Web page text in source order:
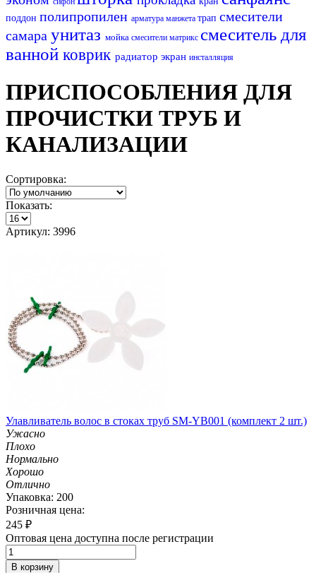
поддон полипропилен арматура манжета трап смесители
самара унитаз мойка смесители матрикс смеситель для
ванной коврик радиатор экран инсталляция
ПРИСПОСОБЛЕНИЯ ДЛЯ
ПРОЧИСТКИ ТРУБ И
КАНАЛИЗАЦИИ
Сортировка:
Показать:
Артикул: 3996
Улавливатель волос в стоках труб SM-YB001 (комплект 2 шт.)
Ужасно
Плохо
Нормально
Хорошо
Отлично
Упаковка: 200
Розничная цена:
245 ₽
Оптовая цена доступна после регистрации
В корзину